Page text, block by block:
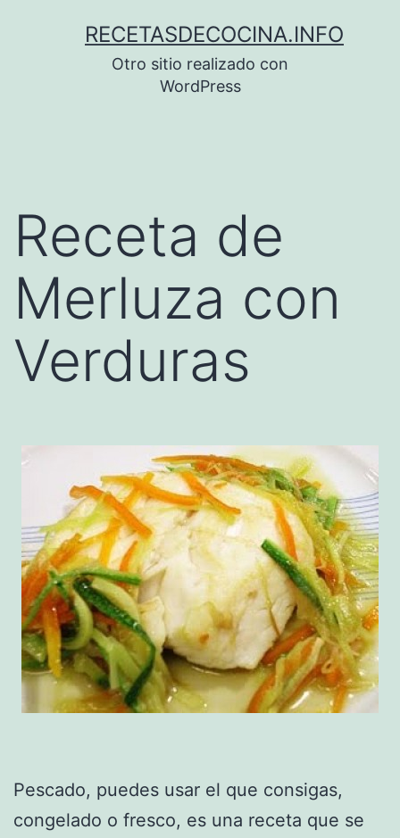
RECETASDECOCINA.INFO
Otro sitio realizado con
WordPress
Receta de
Merluza con
Verduras
Pescado, puedes usar el que consigas,
congelado o fresco, es una receta que se